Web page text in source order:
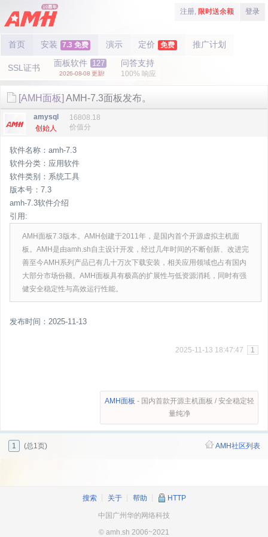
注册, 限时送余额 登录
首页 安装 7.3 免费 演示 定价 免费 推广计划
SSL证书 面板软件 127
2026-08-08 更新!
问答支持
100% 响应
[AMH面板] AMH-7.3面板发布。
amysql
创始人
16808.18
价值分
软件名称：amh-7.3
软件分类：应用软件
软件类别：系统工具
版本号：7.3
amh-7.3软件介绍
引用:
AMH面板7.3版本。AMH创建于2011年，是国内首个开源虚拟主机面
板。AMH是由amh.sh自主设计开发，经过几年时间的不断创新、改进完
善至今AMH系列产品已有几十万次下载安装，相关应用领域也占有国内
大部分市场份额。AMH面板具有极高的扩展性与低资源消耗，同时有强
健安全稳定性与高效运行性能。
发布时间：2025-11-13
2025-11-13 18:47:47 1
AMH面板 - 国内首款开源主机面板 / 安全稳定轻
量纯净
1 (总1页) AMH社区列表
搜索┊ 关于┊ 帮助 HTTP
中国广州华的网络科技
© amh.sh 2006~2021